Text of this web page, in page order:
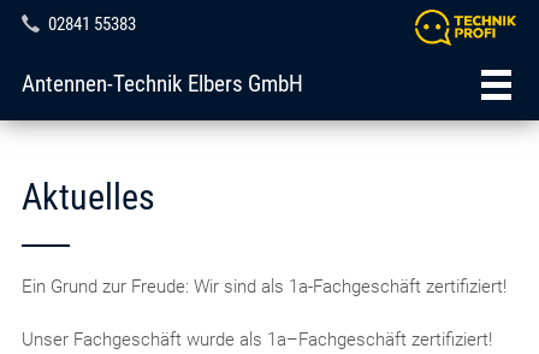
02841 55383
Antennen-Technik Elbers GmbH
Aktuelles
Ein Grund zur Freude: Wir sind als 1a-Fachgeschäft zertifiziert!
Unser Fachgeschäft wurde als 1a–Fachgeschäft zertifiziert!